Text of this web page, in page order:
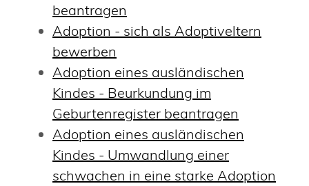
beantragen
Adoption - sich als Adoptiveltern
bewerben
Adoption eines ausländischen
Kindes - Beurkundung im
Geburtenregister beantragen
Adoption eines ausländischen
Kindes - Umwandlung einer
schwachen in eine starke Adoption